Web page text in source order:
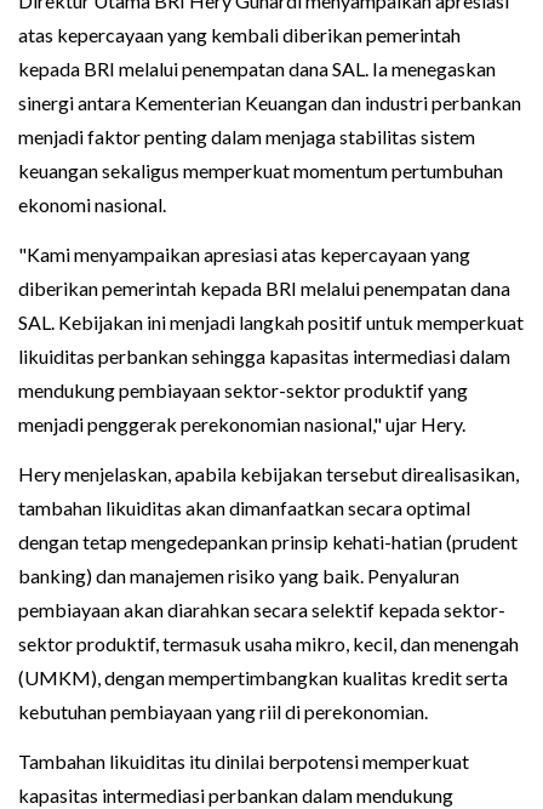
atas kepercayaan yang kembali diberikan pemerintah
kepada BRI melalui penempatan dana SAL. Ia menegaskan
sinergi antara Kementerian Keuangan dan industri perbankan
menjadi faktor penting dalam menjaga stabilitas sistem
keuangan sekaligus memperkuat momentum pertumbuhan
ekonomi nasional.
"Kami menyampaikan apresiasi atas kepercayaan yang
diberikan pemerintah kepada BRI melalui penempatan dana
SAL. Kebijakan ini menjadi langkah positif untuk memperkuat
likuiditas perbankan sehingga kapasitas intermediasi dalam
mendukung pembiayaan sektor-sektor produktif yang
menjadi penggerak perekonomian nasional," ujar Hery.
Hery menjelaskan, apabila kebijakan tersebut direalisasikan,
tambahan likuiditas akan dimanfaatkan secara optimal
dengan tetap mengedepankan prinsip kehati-hatian (prudent
banking) dan manajemen risiko yang baik. Penyaluran
pembiayaan akan diarahkan secara selektif kepada sektor-
sektor produktif, termasuk usaha mikro, kecil, dan menengah
(UMKM), dengan mempertimbangkan kualitas kredit serta
kebutuhan pembiayaan yang riil di perekonomian.
Tambahan likuiditas itu dinilai berpotensi memperkuat
kapasitas intermediasi perbankan dalam mendukung